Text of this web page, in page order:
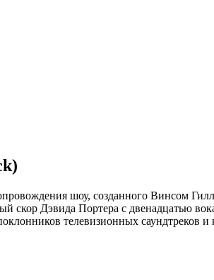
шоу, созданного Винсом
скор Дэвида Портера с двенадцатью
телевизионных саундтреков и